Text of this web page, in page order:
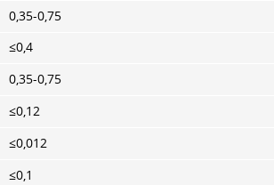
0,35-0,75
≤0,4
0,35-0,75
≤0,12
≤0,012
≤0,1